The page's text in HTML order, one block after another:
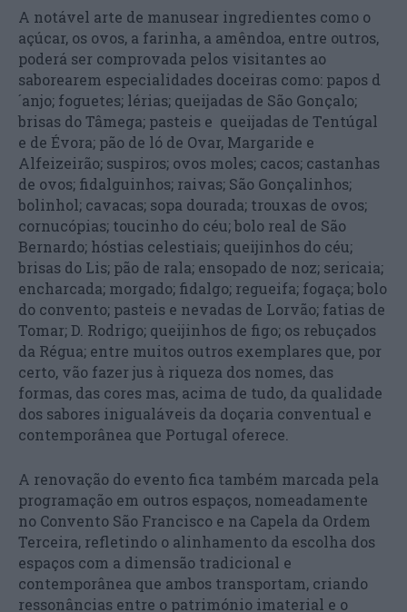
A notável arte de manusear ingredientes como o
açúcar, os ovos, a farinha, a amêndoa, entre outros,
poderá ser comprovada pelos visitantes ao
saborearem especialidades doceiras como: papos d
´anjo; foguetes; lérias; queijadas de São Gonçalo;
brisas do Tâmega; pasteis e queijadas de Tentúgal
e de Évora; pão de ló de Ovar, Margaride e
Alfeizeirão; suspiros; ovos moles; cacos; castanhas
de ovos; fidalguinhos; raivas; São Gonçalinhos;
bolinhol; cavacas; sopa dourada; trouxas de ovos;
cornucópias; toucinho do céu; bolo real de São
Bernardo; hóstias celestiais; queijinhos do céu;
brisas do Lis; pão de rala; ensopado de noz; sericaia;
encharcada; morgado; fidalgo; regueifa; fogaça; bolo
do convento; pasteis e nevadas de Lorvão; fatias de
Tomar; D. Rodrigo; queijinhos de figo; os rebuçados
da Régua; entre muitos outros exemplares que, por
certo, vão fazer jus à riqueza dos nomes, das
formas, das cores mas, acima de tudo, da qualidade
dos sabores inigualáveis da doçaria conventual e
contemporânea que Portugal oferece.
A renovação do evento fica também marcada pela
programação em outros espaços, nomeadamente
no Convento São Francisco e na Capela da Ordem
Terceira, refletindo o alinhamento da escolha dos
espaços com a dimensão tradicional e
contemporânea que ambos transportam, criando
ressonâncias entre o património imaterial e o